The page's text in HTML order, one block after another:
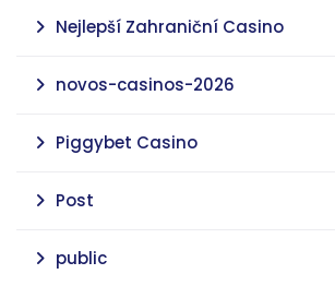
Nejlepší Zahraniční Casino
novos-casinos-2026
Piggybet Casino
Post
public